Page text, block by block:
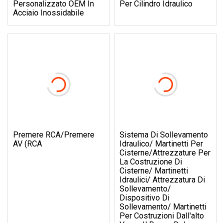
Personalizzato OEM In
Acciaio Inossidabile
Per Cilindro Idraulico
Premere RCA/premere
AV (RCA
Sistema Di Sollevamento
Idraulico/ Martinetti Per
Cisterne/Attrezzature Per
La Costruzione Di
Cisterne/ Martinetti
Idraulici/ Attrezzatura Di
Sollevamento/
Dispositivo Di
Sollevamento/ Martinetti
Per Costruzioni Dall'alto